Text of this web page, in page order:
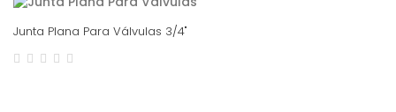
Junta Plana Para Válvulas 3/4"